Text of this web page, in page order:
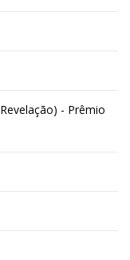
- Prêmio